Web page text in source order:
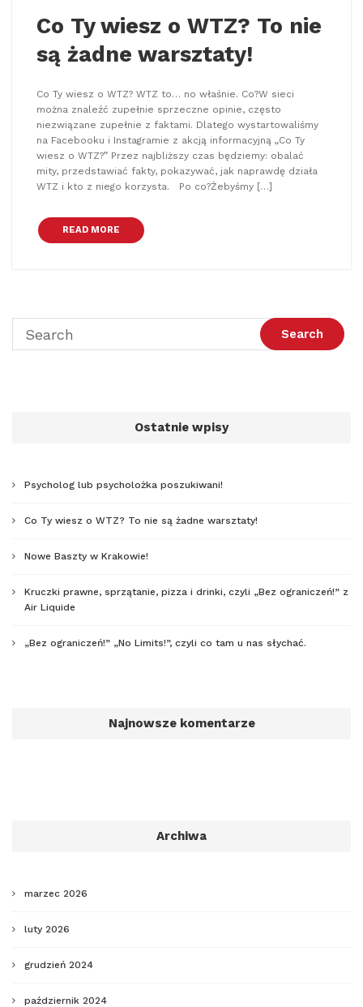
Co Ty wiesz o WTZ? To nie
są żadne warsztaty!
Co Ty wiesz o WTZ? WTZ to… no właśnie. Co?W sieci
można znaleźć zupełnie sprzeczne opinie, często
niezwiązane zupełnie z faktami. Dlatego wystartowaliśmy
na Facebooku i Instagramie z akcją informacyjną „Co Ty
wiesz o WTZ?” Przez najbliższy czas będziemy: obalać
mity, przedstawiać fakty, pokazywać, jak naprawdę działa
WTZ i kto z niego korzysta. Po co?Żebyśmy […]
READ MORE
Ostatnie wpisy
Psycholog lub psycholożka poszukiwani!
Co Ty wiesz o WTZ? To nie są żadne warsztaty!
Nowe Baszty w Krakowie!
Kruczki prawne, sprzątanie, pizza i drinki, czyli „Bez ograniczeń!” z
Air Liquide
„Bez ograniczeń!” „No Limits!”, czyli co tam u nas słychać.
Najnowsze komentarze
Archiwa
marzec 2026
luty 2026
grudzień 2024
październik 2024